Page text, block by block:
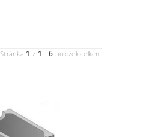
Stránka 1 z 1 -6 položek celkem